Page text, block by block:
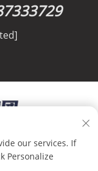
Logistics Co.,
- Política de
our services. If
Personalize